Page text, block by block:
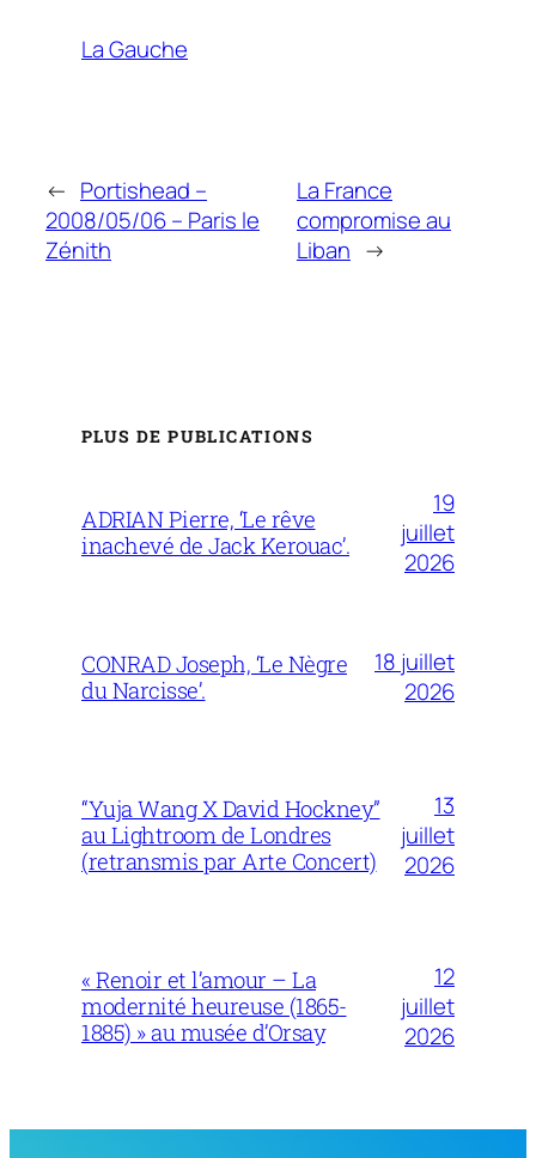
La Gauche
← Portishead –
2008/05/06 – Paris le
Zénith
La France
compromise au
Liban →
PLUS DE PUBLICATIONS
ADRIAN Pierre, ‘Le rêve
inachevé de Jack Kerouac’.
19
juillet
2026
CONRAD Joseph, ‘Le Nègre
du Narcisse’.
18 juillet
2026
“Yuja Wang X David Hockney”
au Lightroom de Londres
(retransmis par Arte Concert)
13
juillet
2026
« Renoir et l’amour – La
modernité heureuse (1865-
1885) » au musée d’Orsay
12
juillet
2026